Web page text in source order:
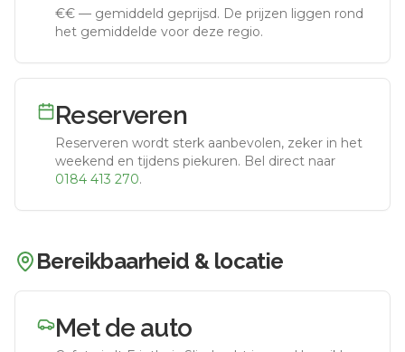
€€ — gemiddeld geprijsd. De prijzen liggen rond
het gemiddelde voor deze regio.
Reserveren
Reserveren wordt sterk aanbevolen, zeker in het
weekend en tijdens piekuren. Bel direct naar
0184 413 270.
Bereikbaarheid & locatie
Met de auto